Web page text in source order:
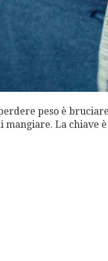
peso è
mangiare. La chiave